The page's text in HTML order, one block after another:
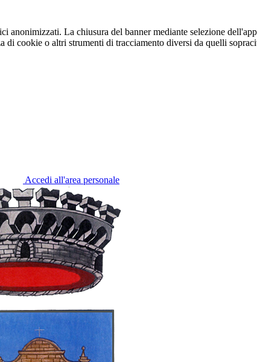
anonimizzati. La chiusura del banner mediante selezione
di cookie o altri strumenti di tracciamento diversi da quelli
Accedi all'area personale